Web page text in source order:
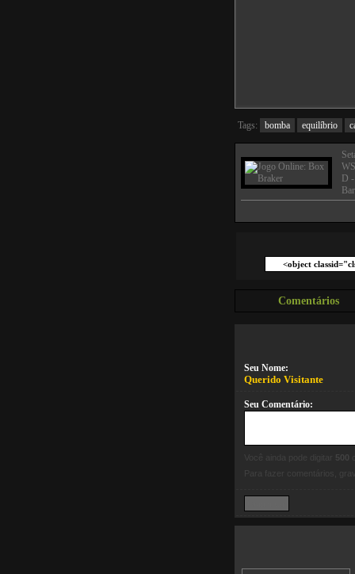
Tags: bomba equilíbrio
D
Comentários
Seu Nome:
Querido Visitante
Seu Comentário:
500
Para fazer comentários,